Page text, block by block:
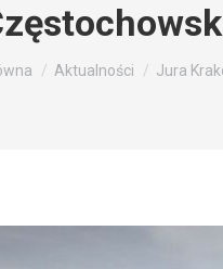
Aktualności Jura